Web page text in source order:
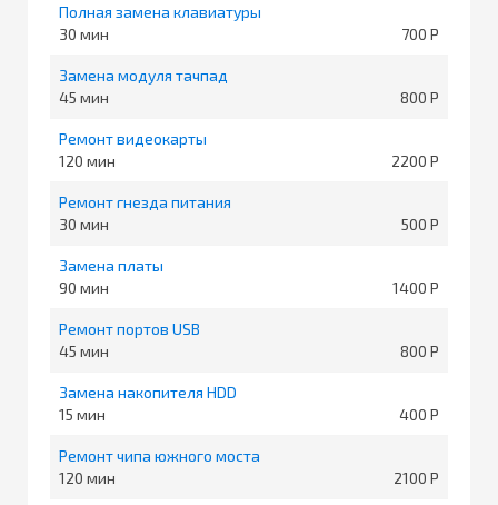
Полная замена клавиатуры
30
700
Замена модуля тачпад
45
800
Ремонт видеокарты
120
2200
Ремонт гнезда питания
30
500
Замена платы
90
1400
Ремонт портов USB
45
800
Замена накопителя HDD
15
400
Ремонт чипа южного моста
120
2100